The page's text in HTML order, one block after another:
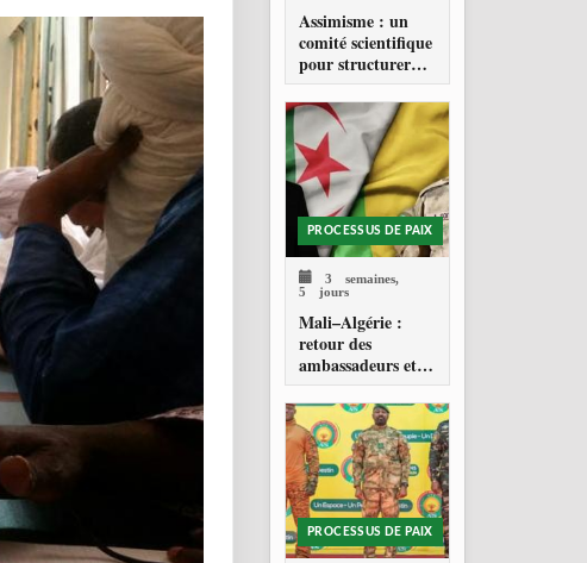
Assimisme : un
comité scientifique
pour structurer
une doctrine de la
refondation
PROCESSUS DE PAIX
3 semaines,
5 jours
Mali–Algérie :
retour des
ambassadeurs et
réouverture des
espaces aériens
PROCESSUS DE PAIX